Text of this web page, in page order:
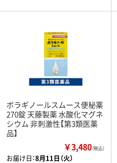
ボラギノールスムース便秘薬
270錠 天藤製薬 水酸化マグネ
シウム 非刺激性【第3類医薬
品】
￥3,480（税込）
お届け日：8月11日（火）